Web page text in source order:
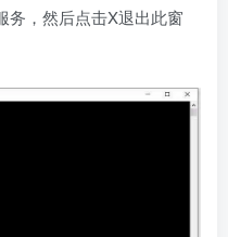
务，然后点击X退出此窗